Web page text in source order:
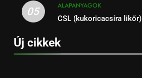
05
ALAPANYAGOK
CSL (kukoricacsíra likőr)
Új cikkek